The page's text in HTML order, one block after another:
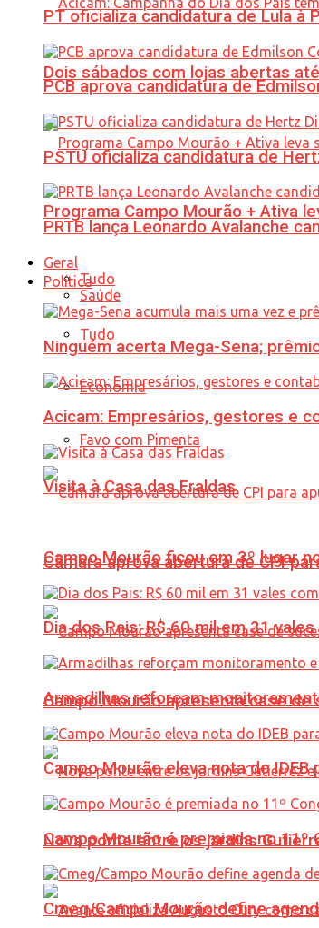
Dois sábados com lojas abertas
Programa Campo Mourão + Ativa
Política
Tudo
Economia
Favo com Pimenta
Câmara aprova abertura de CPI
Campo Mourão apresenta case
Nova ponte entre os jardins
PT oficializa candidatura de Lula à
PCB aprova candidatura de
PSTU oficializa candidatura de
PRTB lança Leonardo Avalanche
Geral
Tudo
Saúde
Ninguém acerta Mega-Sena;
Acicam: Empresários, gestores e
Visita à Casa das Fraldas
Campo Mourão ficou em 3º lugar
Dia dos Pais: R$ 60 mil em 31
Armadilhas reforçam
Campo Mourão eleva nota do
Campo Mourão é premiada no
Cmeg/Campo Mourão define